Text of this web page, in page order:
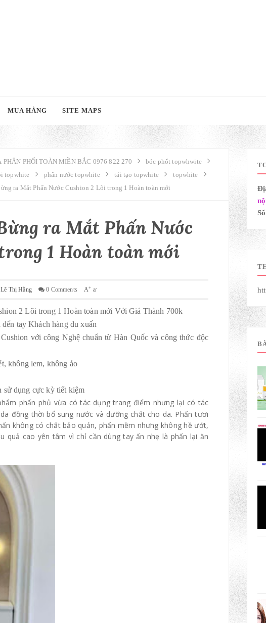
MUA HÀNG SITE MAPS
PHỐI TOÀN MIỀN BẮC 0976 822 270
bóc phốt topwhwite
topwhite phấn nước topwhite tái tạo topwhite
topwhite
ra Mắt Phấn Nước Cushion 2 Lõi trong 1 Hoàn toàn mới
ra Mắt Phấn Nước
1 Hoàn toàn mới
Lê Thị Hằng 0 Comments A+ a-
2 Lõi trong 1 Hoàn toàn mới Với Giá Thành 700k
tay Khách hàng du xuấn
với công Nghệ chuẩn từ Hàn Quốc và công thức độc
không lem, không ảo
sử dụng cực kỳ tiết kiệm
phấn phủ vừa có tác dụng trang điểm nhưng lại có tác
đồng thời bổ sung nước và dưỡng chất cho da. Phấn tươi
không có chất bảo quản, phấn mềm nhưng không hề ướt,
quả cao yên tâm vì chỉ cần dùng tay ấn nhẹ là phấn lại ăn